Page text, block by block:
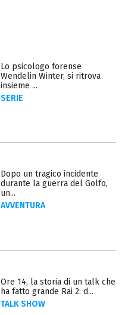
Lo psicologo forense
Wendelin Winter, si ritrova
insieme ...
SERIE
Dopo un tragico incidente
durante la guerra del Golfo,
un...
AVVENTURA
Ore 14, la storia di un talk che
ha fatto grande Rai 2: d...
TALK SHOW